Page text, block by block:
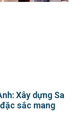
Xây dựng Sa
sắc mang